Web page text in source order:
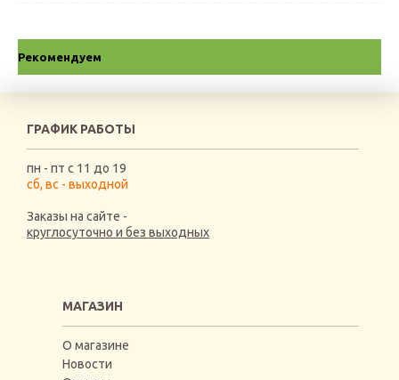
Рекомендуем
ГРАФИК РАБОТЫ
пн - пт с 11 до 19
сб, вс - выходной
Заказы на сайте -
круглосуточно и без выходных
МАГАЗИН
О магазине
Новости